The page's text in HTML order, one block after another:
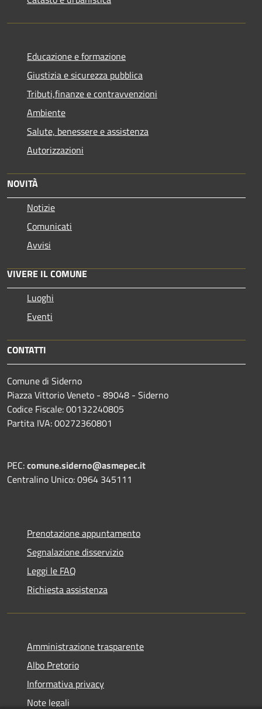
Educazione e formazione
Giustizia e sicurezza pubblica
Tributi,finanze e contravvenzioni
Ambiente
Salute, benessere e assistenza
Autorizzazioni
NOVITÀ
Notizie
Comunicati
Avvisi
VIVERE IL COMUNE
Luoghi
Eventi
CONTATTI
Comune di Siderno
Piazza Vittorio Veneto - 89048 - Siderno
Codice Fiscale: 00132240805
Partita IVA: 00272360801
PEC:comune.siderno@asmepec.it
Centralino Unico: 0964 345111
Prenotazione appuntamento
Segnalazione disservizio
Leggi le FAQ
Richiesta assistenza
Amministrazione trasparente
Albo Pretorio
Informativa privacy
Note legali